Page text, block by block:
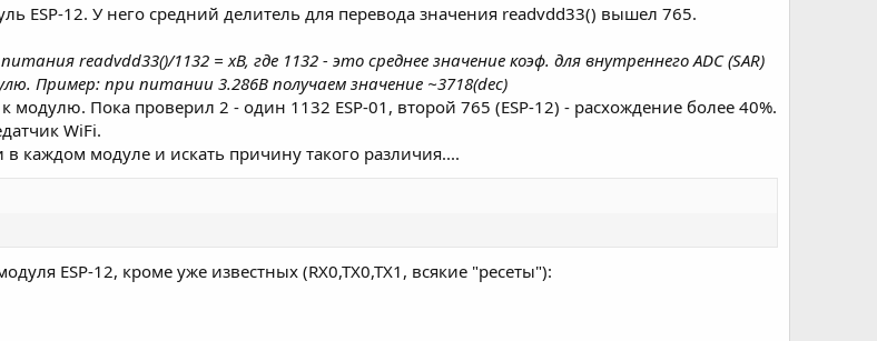
ESP-12. У него средний делитель для перевода значения readvdd33() вышел 765.
readvdd33()/1132 = xВ, где 1132 - это среднее значение коэф. для внутреннего ADC (SAR)
Пример: при питании 3.286В получаем значение ~3718(dec)
модулю. Пока проверил 2 - один 1132 ESP-01, второй 765 (ESP-12) - расхождение более 40%.
WiFi.
каждом модуле и искать причину такого различия....
ESP-12, кроме уже известных (RX0,TX0,TX1, всякие "ресеты"):